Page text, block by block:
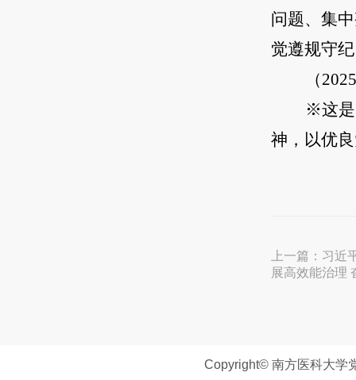
问题、集
觉遵规守
（
※这是
神，以优
上一篇： 习近
展高效能治理
Copyright© 南方医科大学